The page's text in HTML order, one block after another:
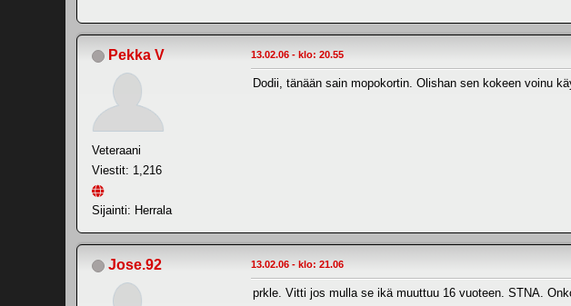
Pekka V
Veteraani
Viestit: 1,216
Sijainti: Herrala
13.02.06 - klo: 20.55
Dodii, tänään sain mopokortin. Olishan sen kokeen voinu
Jose.92 13.02.06 - klo: 21.06
prkle. Vitti jos mulla se ikä muuttuu 16 vuoteen. STNA.